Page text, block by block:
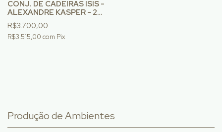
CONJ. DE CADEIRAS ISIS -
ALEXANDRE KASPER - 2
UNIDADES
R$3.700,00
R$3.515,00 com Pix
Produção de Ambientes